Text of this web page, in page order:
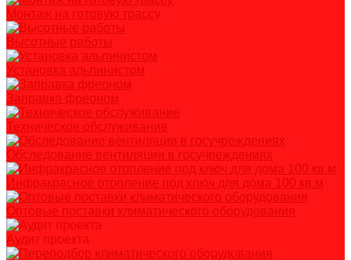
Монтаж на готовую трассу
Высотные работы
Установка альпинистом
Заправка фреоном
Техническое обслуживание
Обследование вентиляции в госучреждениях
Инфракрасное отопление под ключ для дома 100 кв.м
Оптовые поставки климатического оборудования
Аудит проекта